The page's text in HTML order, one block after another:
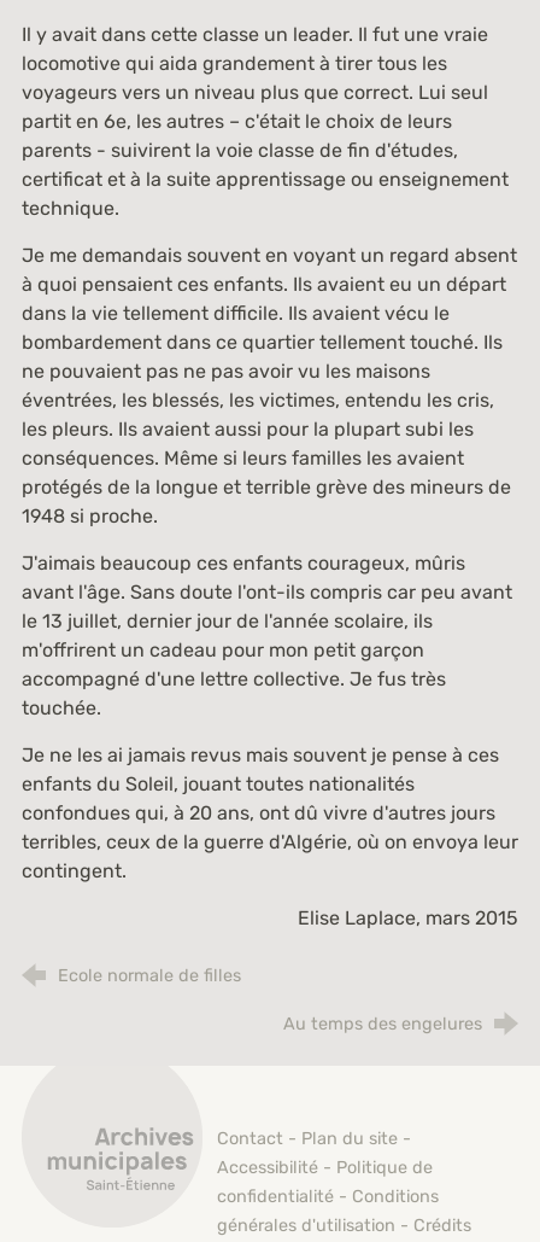
Il y avait dans cette classe un leader. Il fut une vraie
locomotive qui aida grandement à tirer tous les
voyageurs vers un niveau plus que correct. Lui seul
partit en 6e, les autres – c'était le choix de leurs
parents - suivirent la voie classe de fin d'études,
certificat et à la suite apprentissage ou enseignement
technique.
Je me demandais souvent en voyant un regard absent
à quoi pensaient ces enfants. Ils avaient eu un départ
dans la vie tellement difficile. Ils avaient vécu le
bombardement dans ce quartier tellement touché. Ils
ne pouvaient pas ne pas avoir vu les maisons
éventrées, les blessés, les victimes, entendu les cris,
les pleurs. Ils avaient aussi pour la plupart subi les
conséquences. Même si leurs familles les avaient
protégés de la longue et terrible grève des mineurs de
1948 si proche.
J'aimais beaucoup ces enfants courageux, mûris
avant l'âge. Sans doute l'ont-ils compris car peu avant
le 13 juillet, dernier jour de l'année scolaire, ils
m'offrirent un cadeau pour mon petit garçon
accompagné d'une lettre collective. Je fus très
touchée.
Je ne les ai jamais revus mais souvent je pense à ces
enfants du Soleil, jouant toutes nationalités
confondues qui, à 20 ans, ont dû vivre d'autres jours
terribles, ceux de la guerre d'Algérie, où on envoya leur
contingent.
Elise Laplace, mars 2015
Ecole normale de filles
Au temps des engelures
Contact - Plan du site -
Accessibilité - Politique de
confidentialité - Conditions
générales d'utilisation - Crédits